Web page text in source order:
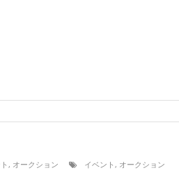
, オークション イベント , オークション